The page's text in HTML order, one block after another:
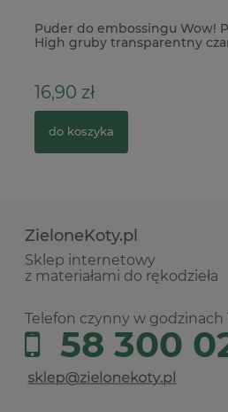
Puder do embossingu Wow!
High gruby transparentny
16,90 zł
do koszyka
ZieloneKoty.pl
Sklep internetowy
z materiałami do rękodzieła
Telefon czynny w godzinach
58 300